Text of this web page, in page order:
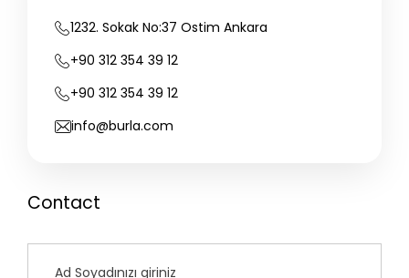
1232. Sokak No:37 Ostim Ankara
+90 312 354 39 12
+90 312 354 39 12
info@burla.com
Contact